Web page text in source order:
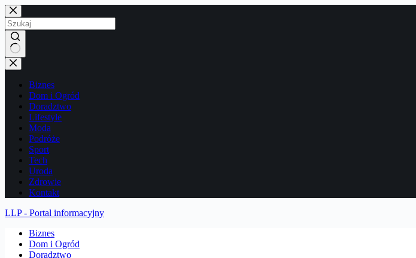
Przejdź
do
treści
Brak
wyników
Biznes
Dom i Ogród
Doradztwo
Lifestyle
Moda
Podróże
Sport
Tech
Uroda
Zdrowie
Kontakt
LLP - Portal informacyjny
Biznes
Dom i Ogród
Doradztwo